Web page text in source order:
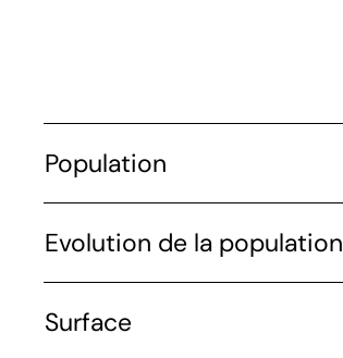
Population
Evolution de la population
Surface